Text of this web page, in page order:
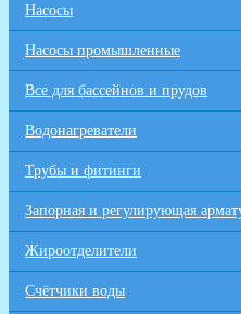
Насосы
Насосы промышленные
Все для бaссейнов и прудов
Водонагреватели
Трубы и фитинги
Запорная и регулирующая
Жироотделители
Счётчики воды